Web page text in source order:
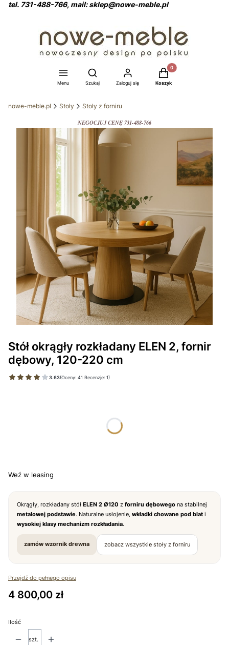
tel. 731-488-766, mail: sklep@nowe-meble.pl
Menu
Otwórz wyszukiwarkę
Szukaj Zaloguj się
Produkty w koszyku:
Koszyk
nowe-meble.pl Stoły Stoły z forniru
NEGOCJUJ CENĘ 731-488-766
Stół okrągły rozkładany ELEN 2, fornir
dębowy, 120-220 cm
3.63(Oceny: 41 Recenzje: 1)
Weź w leasing
Okrągły, rozkładany stół ELEN 2 Ø120 z forniru dębowego na stabilnej
metalowej podstawie. Naturalne usłojenie, wkładki chowane pod blat i
wysokiej klasy mechanizm rozkładania.
zamów wzornik drewna zobacz wszystkie stoły z forniru
Przejdź do pełnego opisu
Cena
4 800,00 zł
Ilość
szt.